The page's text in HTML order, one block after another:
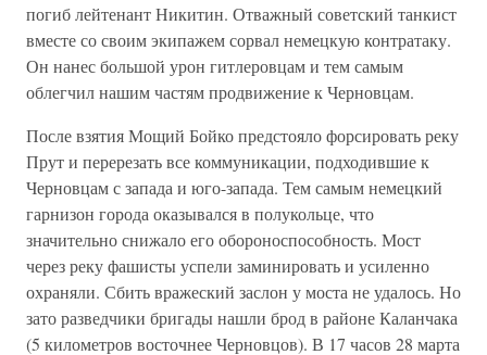
погиб лейтенант Никитин. Отважный советский танкист
вместе со своим экипажем сорвал немецкую контратаку.
Он нанес большой урон гитлеровцам и тем самым
облегчил нашим частям продвижение к Черновцам.
После взятия Мощий Бойко предстояло форсировать реку
Прут и перерезать все коммуникации, подходившие к
Черновцам с запада и юго-запада. Тем самым немецкий
гарнизон города оказывался в полукольце, что
значительно снижало его обороноспособность. Мост
через реку фашисты успели заминировать и усиленно
охраняли. Сбить вражеский заслон у моста не удалось. Но
зато разведчики бригады нашли брод в районе Каланчака
(5 километров восточнее Черновцов). В 17 часов 28 марта